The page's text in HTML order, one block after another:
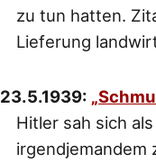
zu tun hatten.
Lieferung
23.5.1939:
Hitler sah sich
irgendjemandem